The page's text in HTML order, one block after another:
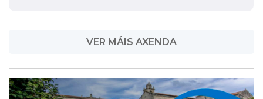
VER MÁIS AXENDA